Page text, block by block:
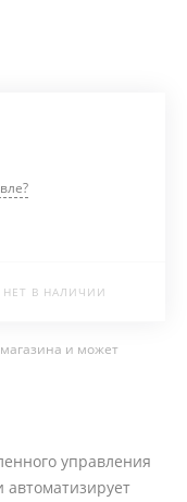
НЕТ В НАЛИЧИИ
и может
управления